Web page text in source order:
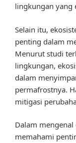
lingkungan yang
Selain itu,
penting dalam
Menurut studi
lingkungan,
dalam
permafrostnya.
mitigasi
Dalam
memahami